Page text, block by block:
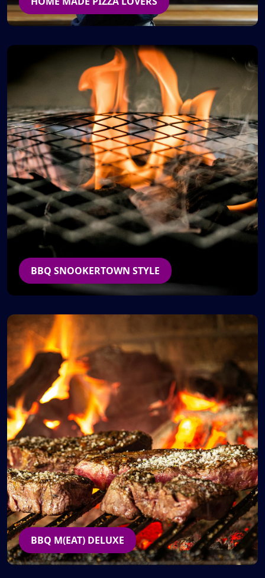
BBQ SNOOKERTOWN STYLE
BBQ M(EAT) DELUXE